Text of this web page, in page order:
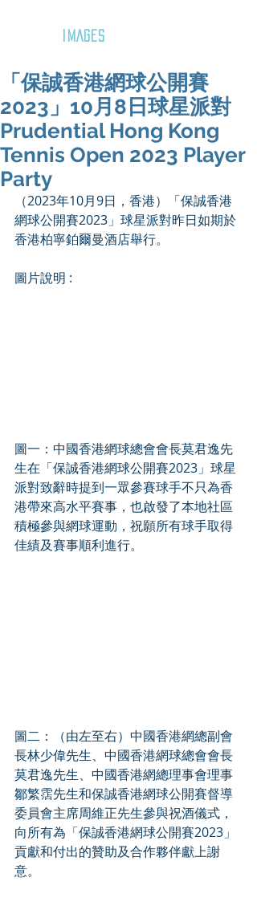
IMAGES
「保誠香港網球公開賽
2023」10月8日球星派對
Prudential Hong Kong
Tennis Open 2023 Player
Party
（2023年10月9日，香港）「保誠香港
網球公開賽2023」球星派對昨日如期於
香港柏寧鉑爾曼酒店舉行。
圖片說明 :
圖一：中國香港網球總會會長莫君逸先
生在「保誠香港網球公開賽2023」球星
派對致辭時提到一眾參賽球手不只為香
港帶來高水平賽事，也啟發了本地社區
積極參與網球運動，祝願所有球手取得
佳績及賽事順利進行。
圖二：（由左至右）中國香港網總副會
長林少偉先生、中國香港網球總會會長
莫君逸先生、中國香港網總理事會理事
鄒繁霑先生和保誠香港網球公開賽督導
委員會主席周維正先生參與祝酒儀式，
向所有為「保誠香港網球公開賽2023」
貢獻和付出的贊助及合作夥伴獻上謝
意。